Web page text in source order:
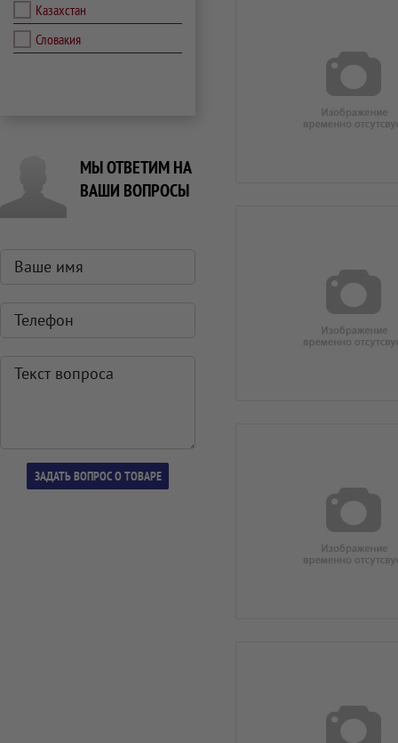
Казахстан
Словакия
МЫ ОТВЕТИМ НА
ВАШИ ВОПРОСЫ